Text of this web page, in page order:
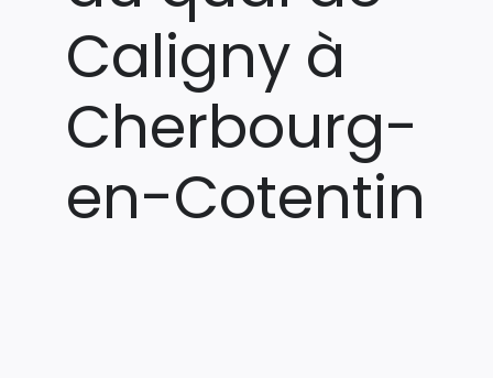
Caligny à
Cherbourg-
en-Cotentin